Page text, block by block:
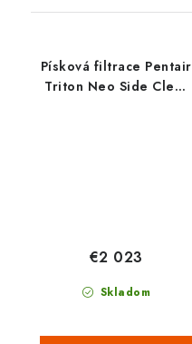
Písková filtrace Pentair
Triton Neo Side Clear
Skladom
€2 023